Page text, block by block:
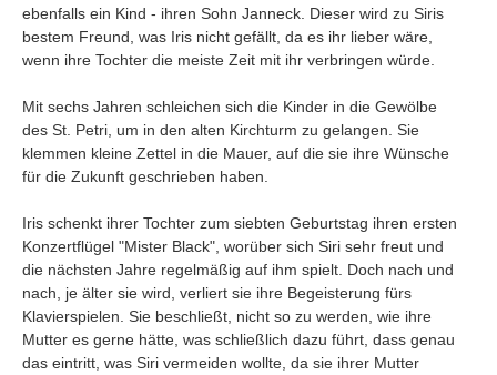
ebenfalls ein Kind - ihren Sohn Janneck. Dieser wird zu Siris
bestem Freund, was Iris nicht gefällt, da es ihr lieber wäre,
wenn ihre Tochter die meiste Zeit mit ihr verbringen würde.
Mit sechs Jahren schleichen sich die Kinder in die Gewölbe
des St. Petri, um in den alten Kirchturm zu gelangen. Sie
klemmen kleine Zettel in die Mauer, auf die sie ihre Wünsche
für die Zukunft geschrieben haben.
Iris schenkt ihrer Tochter zum siebten Geburtstag ihren ersten
Konzertflügel "Mister Black", worüber sich Siri sehr freut und
die nächsten Jahre regelmäßig auf ihm spielt. Doch nach und
nach, je älter sie wird, verliert sie ihre Begeisterung fürs
Klavierspielen. Sie beschließt, nicht so zu werden, wie ihre
Mutter es gerne hätte, was schließlich dazu führt, dass genau
das eintritt, was Siri vermeiden wollte, da sie ihrer Mutter